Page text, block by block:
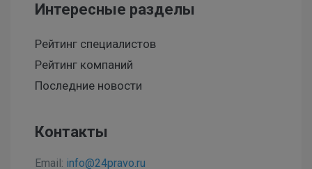
Интересные разделы
Рейтинг специалистов
Рейтинг компаний
Последние новости
Контакты
Email: info@24pravo.ru